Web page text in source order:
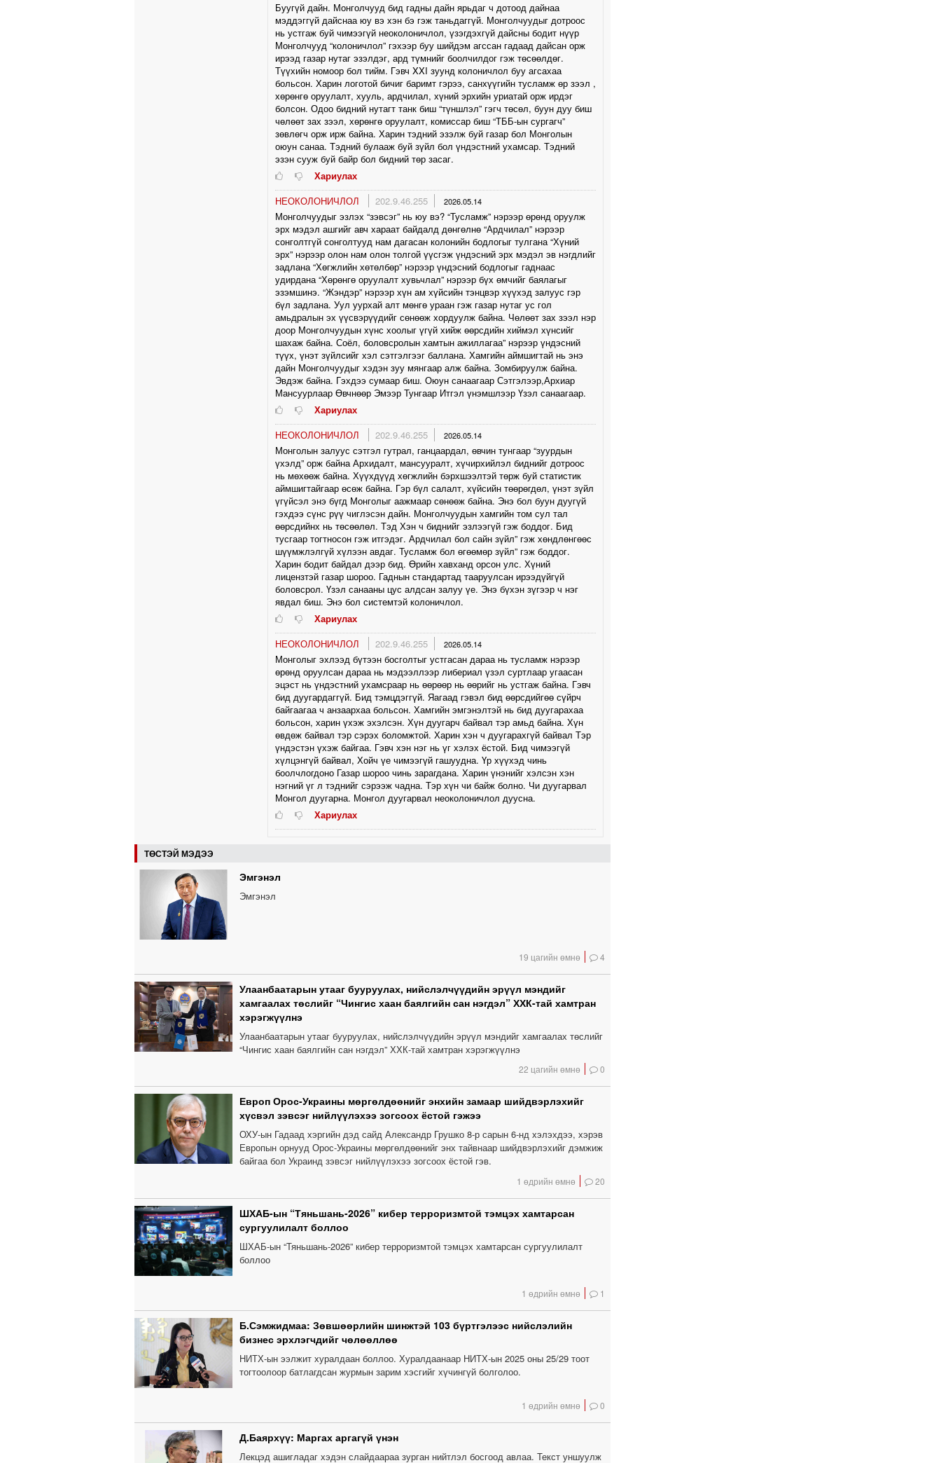
Буугүй дайн. Монголчууд бид гадны дайн ярьдаг ч дотоод дайнаа
мэддэггүй дайснаа юу вэ хэн бэ гэж таньдаггүй. Монголчуудыг дотроос
нь устгаж буй чимээгүй неоколоничлол, үзэгдэхгүй дайсны бодит нүүр
Монголчууд “колоничлол” гэхээр буу шийдэм агссан гадаад дайсан орж
ирээд газар нутаг эзэлдэг, ард түмнийг боолчилдог гэж төсөөлдөг.
Түүхийн номоор бол тийм. Гэвч XXI зуунд колоничлол буу агсахаа
больсон. Харин логотой бичиг баримт гэрээ, санхүүгийн тусламж өр зээл ,
хөрөнгө оруулалт, хууль, ардчилал, хүний эрхийн уриатай орж ирдэг
болсон. Одоо бидний нутагт танк биш “түншлэл” гэгч төсөл, буун дуу биш
чөлөөт зах зээл, хөрөнгө оруулалт, комиссар биш “ТББ-ын сургагч”
зөвлөгч орж ирж байна. Харин тэдний эзэлж буй газар бол Монголын
оюун санаа. Тэдний булааж буй зүйл бол үндэстний ухамсар. Тэдний
эзэн сууж буй байр бол бидний төр засаг.
Хариулах
НЕОКОЛОНИЧЛОЛ
202.9.46.255 2026.05.14
Монголчуудыг эзлэх “зэвсэг” нь юу вэ? “Тусламж” нэрээр өрөнд оруулж
эрх мэдэл ашгийг авч хараат байдалд дөнгөлнө “Ардчилал” нэрээр
сонголтгүй сонголтууд нам дагасан колонийн бодлогыг тулгана “Хүний
эрх” нэрээр олон нам олон толгой үүсгэж үндэсний эрх мэдэл эв нэгдлийг
задлана “Хөгжлийн хөтөлбөр” нэрээр үндэсний бодлогыг гаднаас
удирдана “Хөрөнгө оруулалт хувьчлал” нэрээр бүх өмчийг баялагыг
эзэмшинэ. “Жэндэр” нэрээр хүн ам хүйсийн тэнцвэр хүүхэд залуус гэр
бүл задлана. Уул уурхай алт мөнгө ураан гэж газар нутаг ус гол
амьдралын эх үүсвэрүүдийг сөнөөж хордуулж байна. Чөлөөт зах зээл нэр
доор Монголчуудын хүнс хоолыг үгүй хийж өөрсдийн хиймэл хүнсийг
шахаж байна. Соёл, боловсролын хамтын ажиллагаа” нэрээр үндэсний
түүх, үнэт зүйлсийг хэл сэтгэлгээг баллана. Хамгийн аймшигтай нь энэ
дайн Монголчуудыг хэдэн зуу мянгаар алж байна. Зомбируулж байна.
Эвдэж байна. Гэхдээ сумаар биш. Оюун санаагаар Сэтгэлээр,Архиар
Мансуурлаар Өвчнөөр Эмээр Тунгаар Итгэл үнэмшлээр Үзэл санаагаар.
Хариулах
НЕОКОЛОНИЧЛОЛ
202.9.46.255 2026.05.14
Монголын залуус сэтгэл гутрал, ганцаардал, өвчин тунгаар “зуурдын
үхэлд” орж байна Архидалт, мансууралт, хүчирхийлэл биднийг дотроос
нь мөхөөж байна. Хүүхдүүд хөгжлийн бэрхшээлтэй төрж буй статистик
аймшигтайгаар өсөж байна. Гэр бүл салалт, хүйсийн төөрөгдөл, үнэт зүйл
үгүйсэл энэ бүгд Монголыг аажмаар сөнөөж байна. Энэ бол буун дуугүй
гэхдээ сүнс рүү чиглэсэн дайн. Монголчуудын хамгийн том сул тал
өөрсдийнх нь төсөөлөл. Тэд Хэн ч биднийг эзлээгүй гэж боддог. Бид
тусгаар тогтносон гэж итгэдэг. Ардчилал бол сайн зүйл” гэж хөндлөнгөөс
шүүмжлэлгүй хүлээн авдаг. Тусламж бол өгөөмөр зүйл” гэж боддог.
Харин бодит байдал дээр бид. Өрийн хавханд орсон улс. Хүний
лицензтэй газар шороо. Гаднын стандартад тааруулсан ирээдүйгүй
боловсрол. Үзэл санааны цус алдсан залуу үе. Энэ бүхэн зүгээр ч нэг
явдал биш. Энэ бол системтэй колоничлол.
Хариулах
НЕОКОЛОНИЧЛОЛ
202.9.46.255 2026.05.14
Монголыг эхлээд бүтээн босголтыг устгасан дараа нь тусламж нэрээр
өрөнд оруулсан дараа нь мэдээллээр либериал үзэл суртлаар угаасан
эцэст нь үндэстний ухамсраар нь өөрөөр нь өөрийг нь устгаж байна. Гэвч
бид дуугардаггүй. Бид тэмцдэггүй. Яагаад гэвэл бид өөрсдийгөө сүйрч
байгаагаа ч анзаархаа больсон. Хамгийн эмгэнэлтэй нь бид дуугарахаа
больсон, харин үхэж эхэлсэн. Хүн дуугарч байвал тэр амьд байна. Хүн
өвдөж байвал тэр сэрэх боломжтой. Харин хэн ч дуугарахгүй байвал Тэр
үндэстэн үхэж байгаа. Гэвч хэн нэг нь үг хэлэх ёстой. Бид чимээгүй
хүлцэнгүй байвал, Хойч үе чимээгүй гашуудна. Үр хүүхэд чинь
боолчлогдоно Газар шороо чинь зарагдана. Харин үнэнийг хэлсэн хэн
нэгний үг л тэднийг сэрээж чадна. Тэр хүн чи байж болно. Чи дуугарвал
Монгол дуугарна. Монгол дуугарвал неоколоничлол дуусна.
Хариулах
ТӨСТЭЙ МЭДЭЭ
Эмгэнэл
Эмгэнэл
19 цагийн өмнө 4
Улаанбаатарын утааг бууруулах, нийслэлчүүдийн эрүүл мэндийг
хамгаалах төслийг “Чингис хаан баялгийн сан нэгдэл” ХХК-тай хамтран
хэрэгжүүлнэ
Улаанбаатарын утааг бууруулах, нийслэлчүүдийн эрүүл мэндийг хамгаалах төслийг
“Чингис хаан баялгийн сан нэгдэл” ХХК-тай хамтран хэрэгжүүлнэ
22 цагийн өмнө 0
Европ Орос-Украины мөргөлдөөнийг энхийн замаар шийдвэрлэхийг
хүсвэл зэвсэг нийлүүлэхээ зогсоох ёстой гэжээ
ОХУ-ын Гадаад хэргийн дэд сайд Александр Грушко 8-р сарын 6-нд хэлэхдээ, хэрэв
Европын орнууд Орос-Украины мөргөлдөөнийг энх тайвнаар шийдвэрлэхийг дэмжиж
байгаа бол Украинд зэвсэг нийлүүлэхээ зогсоох ёстой гэв.
1 өдрийн өмнө 20
ШХАБ-ын “Тяньшань-2026” кибер терроризмтой тэмцэх хамтарсан
сургуулилалт боллоо
ШХАБ-ын “Тяньшань-2026” кибер терроризмтой тэмцэх хамтарсан сургуулилалт
боллоо
1 өдрийн өмнө 1
Б.Сэмжидмаа: Зөвшөөрлийн шинжтэй 103 бүртгэлээс нийслэлийн
бизнес эрхлэгчдийг чөлөөллөө
НИТХ-ын ээлжит хуралдаан боллоо. Хуралдаанаар НИТХ-ын 2025 оны 25/29 тоот
тогтоолоор батлагдсан журмын зарим хэсгийг хүчингүй болголоо.
1 өдрийн өмнө 0
Д.Баярхүү: Маргах аргагүй үнэн
Лекцэд ашигладаг хэдэн слайдаараа зурган нийтлэл босгоод авлаа. Текст уншуулж